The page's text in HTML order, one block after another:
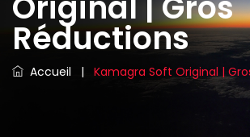
Réductions
Accueil | Kamagra Soft Original |